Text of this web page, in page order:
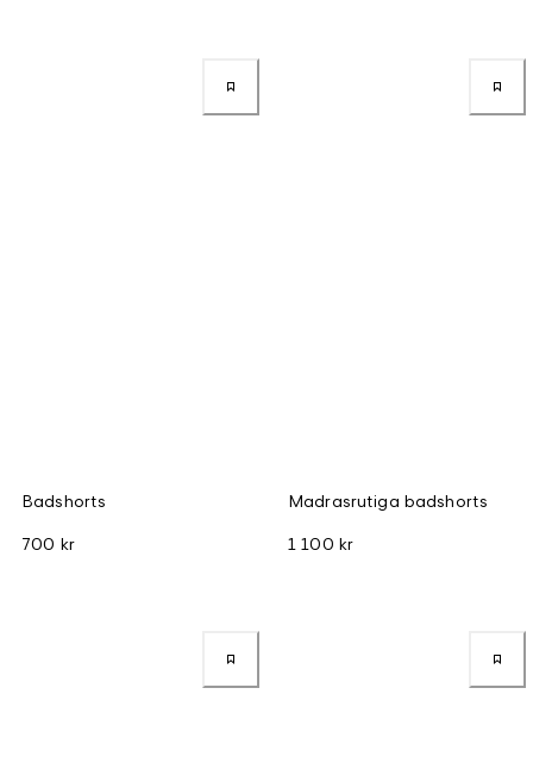
Badshorts
700 kr
Madrasrutiga badshorts
1 100 kr